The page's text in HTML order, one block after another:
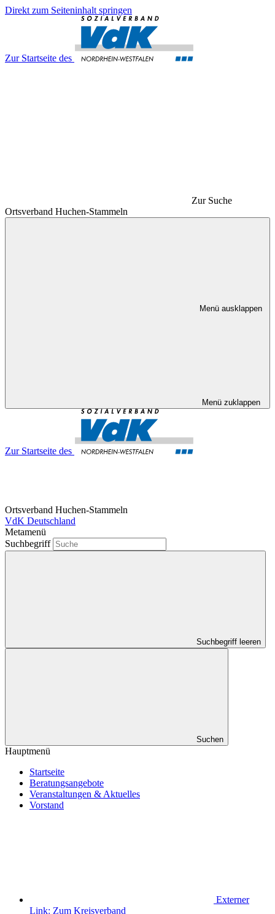
Direkt zum Seiteninhalt springen
Zur Startseite des
Zur Suche
Ortsverband Huchen-Stammeln
Menü ausklappen
Menü zuklappen
Zur Startseite des
Ortsverband Huchen-Stammeln
VdK Deutschland
Metamenü
Suchbegriff
Suchbegriff leeren
Suchen
Hauptmenü
Startseite
Beratungsangebote
Veranstaltungen & Aktuelles
Vorstand
Externer
Link: Zum Kreisverband